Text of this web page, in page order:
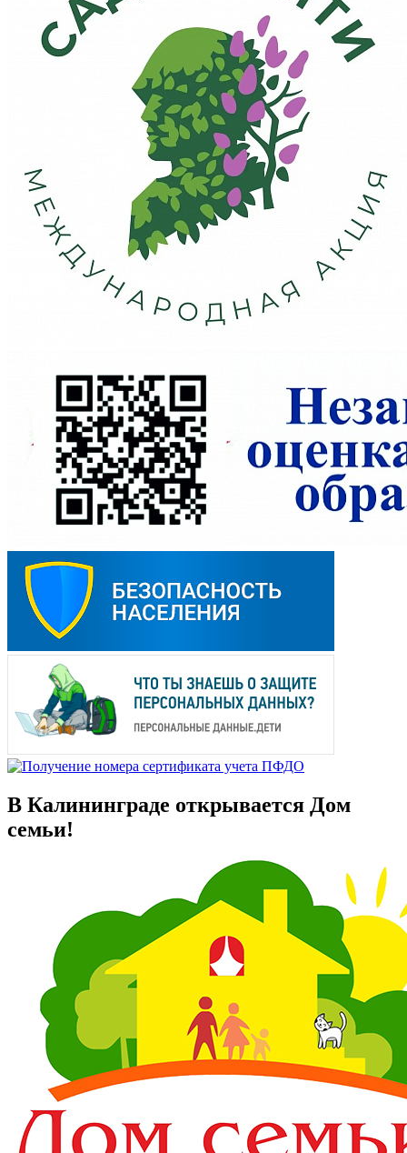
В Калининграде открывается Дом
семьи!